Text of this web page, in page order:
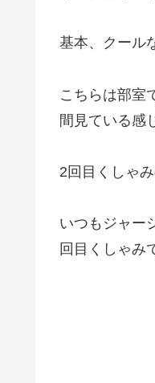
基本、クール
こちらは部室
間見ている感
2回目くしゃ
いつもジャー
回目くしゃみ